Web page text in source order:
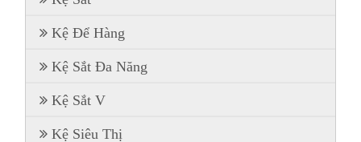
Kệ Để Hàng
Kệ Sắt Đa Năng
Kệ Sắt V
Kệ Siêu Thị